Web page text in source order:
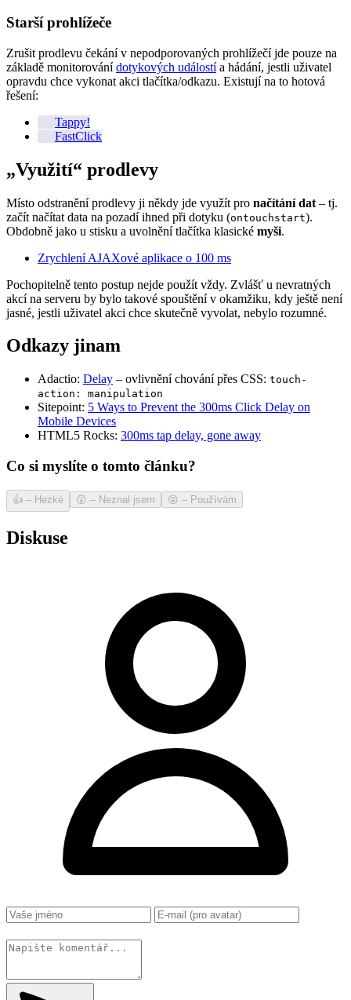
Starší prohlížeče
Zrušit prodlevu čekání v nepodporovaných prohlížečí jde pouze na
základě monitorovánídotykových událostía hádání, jestli uživatel
opravdu chce vykonat akci tlačítka/odkazu. Existují na to hotová
řešení:
Tappy!
FastClick
„Využití“ prodlevy
Místo odstranění prodlevy ji někdy jde využít pro načítání dat – tj.
začít načítat data na pozadí ihned při dotyku (ontouchstart).
Obdobně jako u stisku a uvolnění tlačítka klasické myši.
Zrychlení AJAXové aplikace o 100 ms
Pochopitelně tento postup nejde použít vždy. Zvlášť u nevratných
akcí na serveru by bylo takové spouštění v okamžiku, kdy ještě není
jasné, jestli uživatel akci chce skutečně vyvolat, nebylo rozumné.
Odkazy jinam
Adactio: Delay – ovlivnění chování přes CSS: touch-
action: manipulation
Sitepoint: 5 Ways to Prevent the 300ms Click Delay on
Mobile Devices
HTML5 Rocks: 300ms tap delay, gone away
Co si myslíte o tomto článku?
👍 – Hezké 😲 – Neznal jsem 😝 – Používám
Diskuse